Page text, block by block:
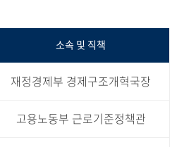
소속 및 직책
재정경제부 경제구조개혁국장
고용노동부 근로기준정책관